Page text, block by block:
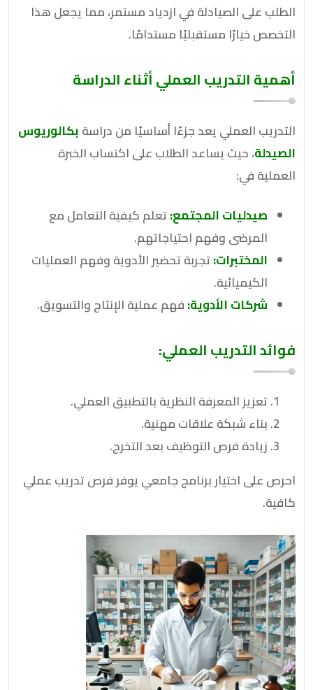
الطلب على الصيادلة في ازدياد مستمر، مما يجعل هذا
التخصص خيارًا مستقبليًا مستدامًا.
أهمية التدريب العملي أثناء الدراسة
التدريب العملي يعد جزءًا أساسيًا من دراسةبكالوريوس
الصيدلة، حيث يساعد الطلاب على اكتساب الخبرة
العملية في:
صيدليات المجتمع:تعلم كيفية التعامل مع
المرضى وفهم احتياجاتهم.
المختبرات:تجربة تحضير الأدوية وفهم العمليات
الكيميائية.
شركات الأدوية:فهم عملية الإنتاج والتسويق.
فوائد التدريب العملي:
تعزيز المعرفة النظرية بالتطبيق العملي.
بناء شبكة علاقات مهنية.
زيادة فرص التوظيف بعد التخرج.
احرص على اختيار برنامج جامعي يوفر فرص تدريب عملي
كافية.